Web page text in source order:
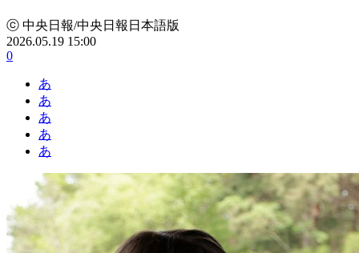
ⓒ 中央日報/中央日報日本語版
2026.05.19 15:00
0
あ
あ
あ
あ
あ